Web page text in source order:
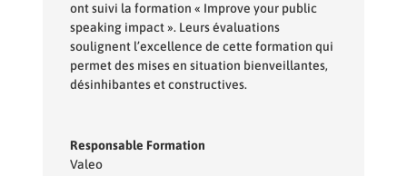
ont suivi la formation « Improve your public
speaking impact ». Leurs évaluations
soulignent l’excellence de cette formation qui
permet des mises en situation bienveillantes,
désinhibantes et constructives.
Responsable Formation
Valeo